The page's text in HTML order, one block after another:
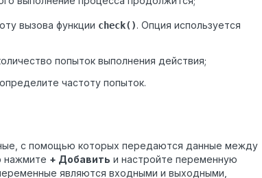
вызова функции check(). Опция используется
попыток выполнения действия;
частоту попыток.
с помощью которых передаются данные между
нажмите + Добавить и настройте переменную
являются входными и выходными,